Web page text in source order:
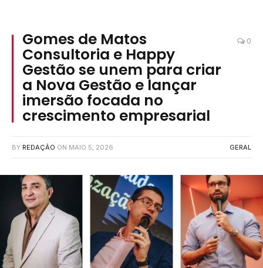
Gomes de Matos
Consultoria e Happy
Gestão se unem para criar
a Nova Gestão e lançar
imersão focada no
crescimento empresarial
0
BY REDAÇÃO ON MAIO 5, 2026 GERAL